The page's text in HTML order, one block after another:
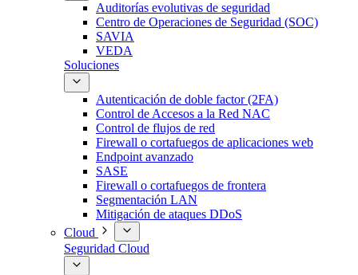
Auditorías evolutivas de seguridad
Centro de Operaciones de Seguridad (SOC)
SAVIA
VEDA
Soluciones
Autenticación de doble factor (2FA)
Control de Accesos a la Red NAC
Control de flujos de red
Firewall o cortafuegos de aplicaciones web
Endpoint avanzado
SASE
Firewall o cortafuegos de frontera
Segmentación LAN
Mitigación de ataques DDoS
Cloud
Seguridad Cloud